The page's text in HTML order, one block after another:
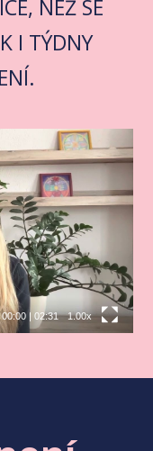
NEŽ SE
I TÝDNY
00:00| 02:31 1.00x